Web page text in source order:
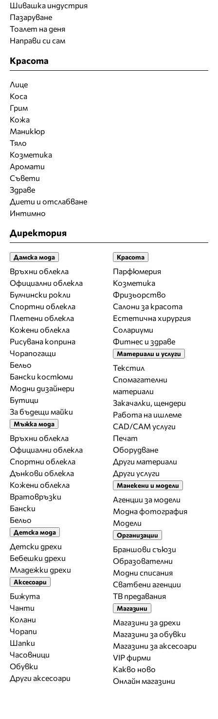
Шивашка индустрия
Пазаруване
Тоалет на деня
Направи си сам
Красота
Лице
Коса
Грим
Кожа
Маникюр
Тяло
Козметика
Аромати
Съвети
Здраве
Диети и отслабване
Интимно
Директория
Дамска мода
Връхни облекла
Официални облекла
Булчински рокли
Спортни облекла
Плетени облекла
Кожени облекла
Рисувана коприна
Чорапогащи
Бельо
Бански костюми
Модни дизайнери
Бутици
За бъдещи майки
Мъжка мода
Връхни облекла
Официални облекла
Спортни облекла
Дънкови облекла
Кожени облекла
Вратовръзки
Бански
Бельо
Детска мода
Детски дрехи
Бебешки дрехи
Младежки дрехи
Аксесоари
Бижута
Чанти
Колани
Чорапи
Шапки
Часовници
Обувки
Други аксесоари
Красота
Парфюмерия
Козметика
Фризьорство
Салони за красота
Естетична хирургия
Солариуми
Фитнес и здраве
Материали и услуги
Текстил
Спомагателни
материали
Закачалки, щендери
Работа на ишлеме
CAD/CAM услуги
Печат
Оборудване
Други материали
Други услуги
Манекени и модели
Агенции за модели
Модна фотография
Модели
Организации
Браншови съюзи
Образователни
Модни списания
Сватбени агенции
ТВ предавания
Магазини
Магазини за дрехи
Магазини за обувки
Магазини за aксесоари
VIP фирми
Какво ново
Онлайн магазини